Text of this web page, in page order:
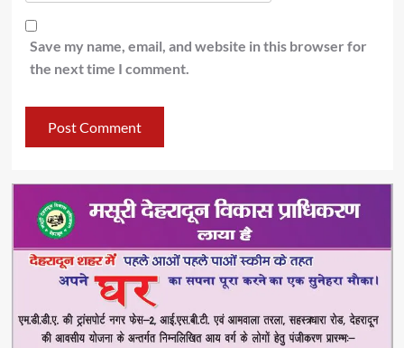
Save my name, email, and website in this browser for
the next time I comment.